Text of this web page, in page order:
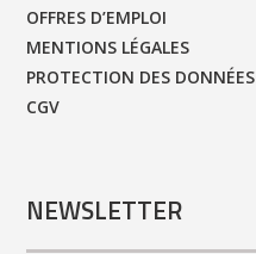
OFFRES D’EMPLOI
MENTIONS LÉGALES
PROTECTION DES DONNÉES
CGV
NEWSLETTER